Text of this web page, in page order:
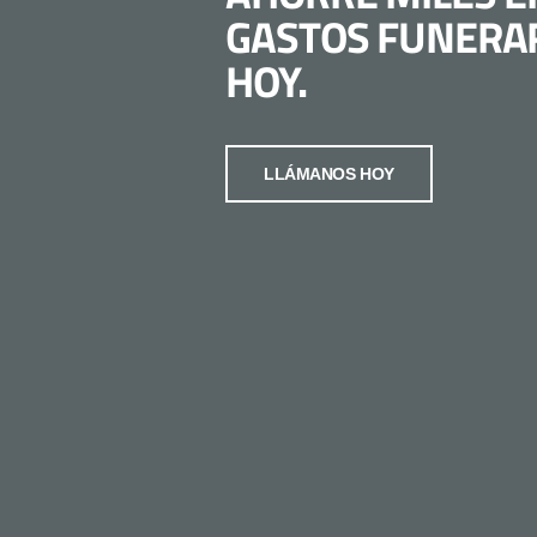
GASTOS
HOY.
LLÁMANOS HOY